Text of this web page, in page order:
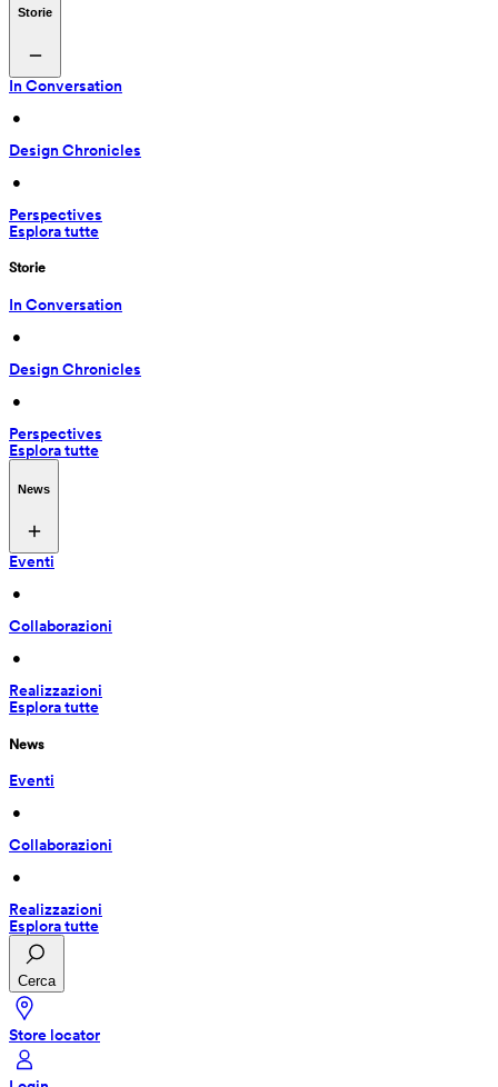
Storie
In Conversation
•
Design Chronicles
•
Perspectives
Esplora tutte
Storie
In Conversation
•
Design Chronicles
•
Perspectives
Esplora tutte
News
Eventi
•
Collaborazioni
•
Realizzazioni
Esplora tutte
News
Eventi
•
Collaborazioni
•
Realizzazioni
Esplora tutte
Cerca
Store locator